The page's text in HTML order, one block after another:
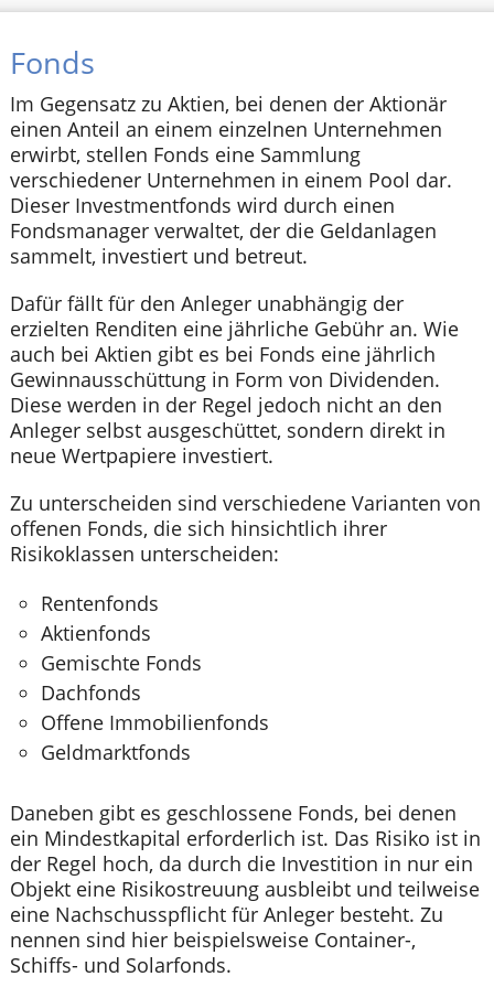
Fonds
Im Gegensatz zu Aktien, bei denen der Aktionär
einen Anteil an einem einzelnen Unternehmen
erwirbt, stellen Fonds eine Sammlung
verschiedener Unternehmen in einem Pool dar.
Dieser Investmentfonds wird durch einen
Fondsmanager verwaltet, der die Geldanlagen
sammelt, investiert und betreut.
Dafür fällt für den Anleger unabhängig der
erzielten Renditen eine jährliche Gebühr an. Wie
auch bei Aktien gibt es bei Fonds eine jährlich
Gewinnausschüttung in Form von Dividenden.
Diese werden in der Regel jedoch nicht an den
Anleger selbst ausgeschüttet, sondern direkt in
neue Wertpapiere investiert.
Zu unterscheiden sind verschiedene Varianten von
offenen Fonds, die sich hinsichtlich ihrer
Risikoklassen unterscheiden:
Rentenfonds
Aktienfonds
Gemischte Fonds
Dachfonds
Offene Immobilienfonds
Geldmarktfonds
Daneben gibt es geschlossene Fonds, bei denen
ein Mindestkapital erforderlich ist. Das Risiko ist in
der Regel hoch, da durch die Investition in nur ein
Objekt eine Risikostreuung ausbleibt und teilweise
eine Nachschusspflicht für Anleger besteht. Zu
nennen sind hier beispielsweise Container-,
Schiffs- und Solarfonds.